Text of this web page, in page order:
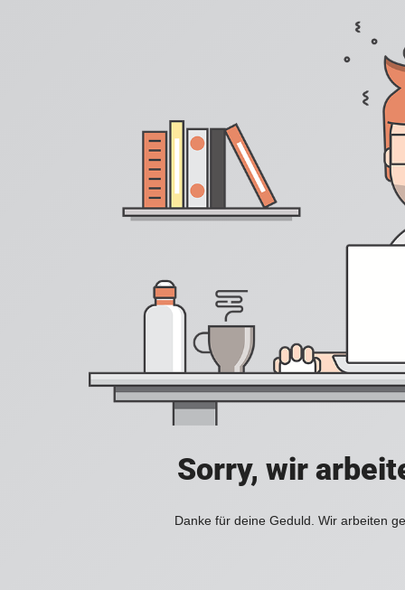
Sorry, wir
Danke für deine Geduld. Wir arbeiten